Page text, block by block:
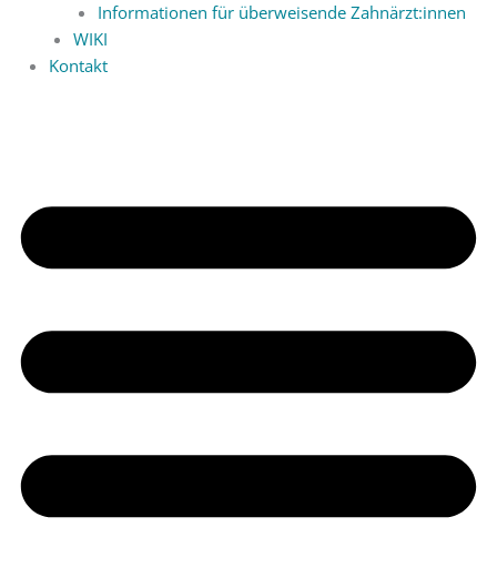
Informationen für überweisende Zahnärzt:innen
WIKI
Kontakt